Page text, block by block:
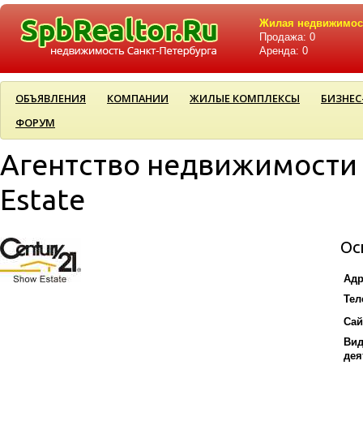
Жилая
Продажа: 0
Аренда: 0
ОБЪЯВЛЕНИЯ КОМПАНИИ ЖИЛЫЕ КОМПЛЕКСЫ
ФОРУМ
Агентство недвижимости
Estate